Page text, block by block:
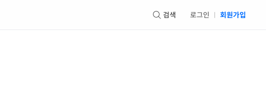
검색 로그인 회원가입